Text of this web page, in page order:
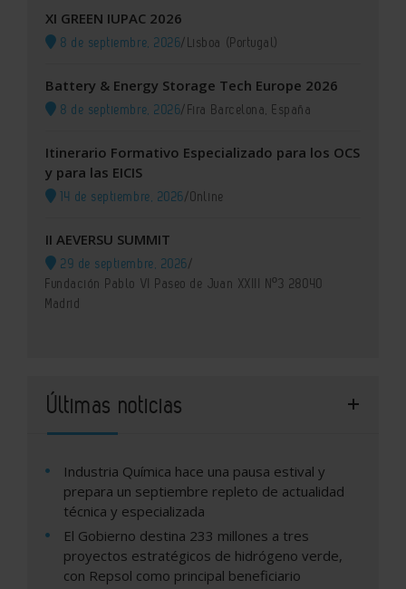
XI GREEN IUPAC 2026
8 de septiembre, 2026/Lisboa (Portugal)
Battery & Energy Storage Tech Europe 2026
8 de septiembre, 2026/Fira Barcelona, España
Itinerario Formativo Especializado para los OCS
y para las EICIS
14 de septiembre, 2026/Online
II AEVERSU SUMMIT
29 de septiembre, 2026/
Fundación Pablo VI Paseo de Juan XXIII Nº3 28040
Madrid
Últimas noticias
Industria Química hace una pausa estival y
prepara un septiembre repleto de actualidad
técnica y especializada
El Gobierno destina 233 millones a tres
proyectos estratégicos de hidrógeno verde,
con Repsol como principal beneficiario